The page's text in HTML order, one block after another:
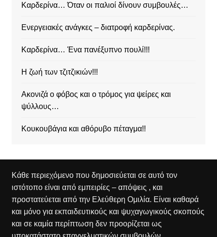
Καρδερίνα… Όταν οι παλιοί δίνουν συμβουλές…
Ενεργειακές ανάγκες – διατροφή καρδερίνας.
Καρδερίνα… Ένα πανέξυπνο πουλί!!!
Η ζωή των τζιτζικιών!!!
Ακονιζά ο φόβος και ο τρόμος για ψείρες και
ψύλλους…
Κουκουβάγια και αθόρυβο πέταγμα!!
Κάθε περιεχόμενο που δημοσιεύεται σε αυτό τον
ιστότοπο είναι από εμπειρίες – απόψεις , και
προστατεύεται από την Ελεύθερη Ομιλία. Είναι καθαρά
και μόνο για εκπαιδευτικούς και ψυχαγωγικούς σκοπούς
και σε καμία περίπτωση δεν προορίζεται ως